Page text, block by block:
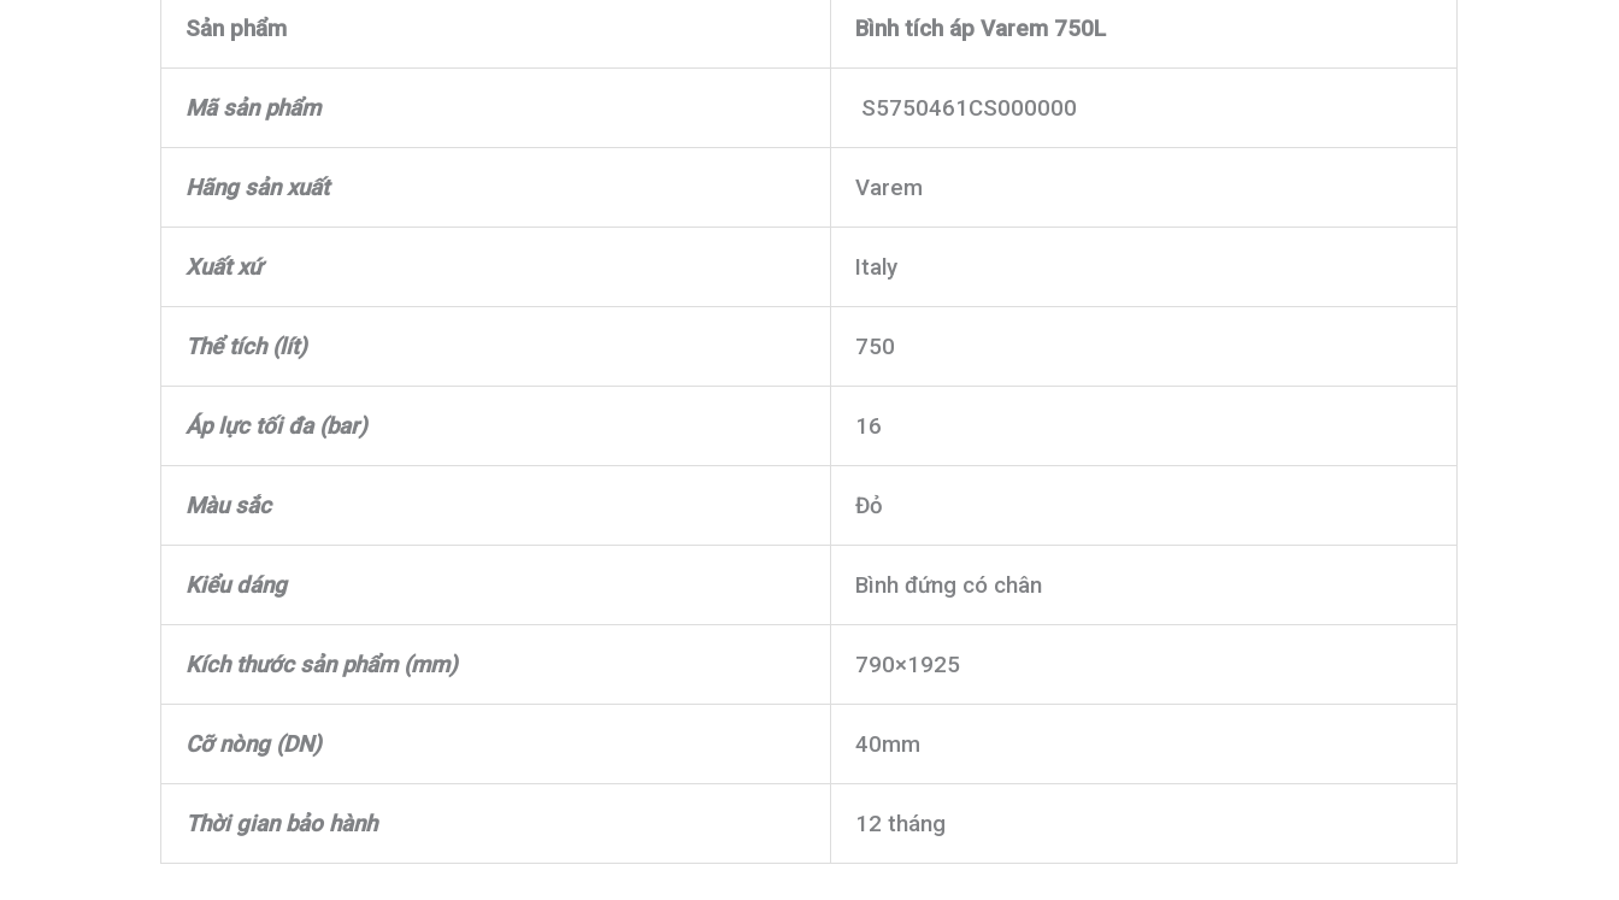
Sản phẩm Bình tích áp Varem 750L
Mã sản phẩm S5750461CS000000
Hãng sản xuất Varem
Xuất xứ Italy
Thể tích (lít) 750
Áp lực tối đa (bar) 16
Màu sắc Đỏ
Kiểu dáng Bình đứng có chân
Kích thước sản phẩm (mm) 790×1925
Cỡ nòng (DN) 40mm
Thời gian bảo hành 12 tháng